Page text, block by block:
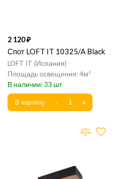
2 120
Спот LOFT IT 10325/A Black
LOFT IT Испания
4
33